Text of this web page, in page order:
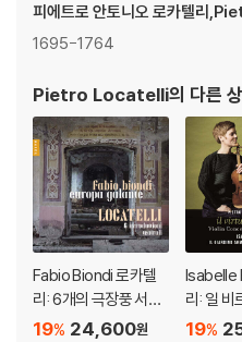
피에트로 안토니오 로카텔리
1695-1764
Pietro Locatelli의 다른
Fabio Biondi 로카텔
리: 6개의 극장풍 서곡,
바이올린 협주곡 A장
24,600원
19%
Isabelle
리: 일 비
포에타
19%